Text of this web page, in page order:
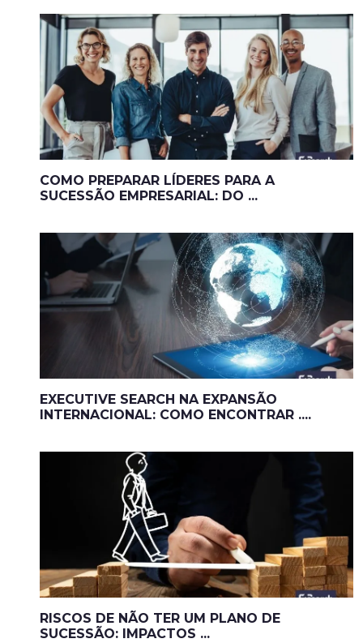
COMO PREPARAR LÍDERES PARA A
SUCESSÃO EMPRESARIAL: DO ...
EXECUTIVE SEARCH NA EXPANSÃO
INTERNACIONAL: COMO ENCONTRAR ....
RISCOS DE NÃO TER UM PLANO DE
SUCESSÃO: IMPACTOS ...